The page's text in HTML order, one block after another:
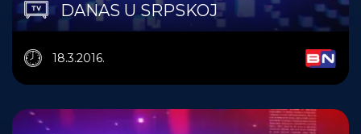
DANAS U SRPSKOJ
18.3.2016.